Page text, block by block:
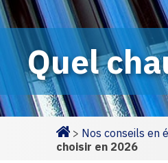
Quel
Homepage
> Nos conseils en
choisir en 2026